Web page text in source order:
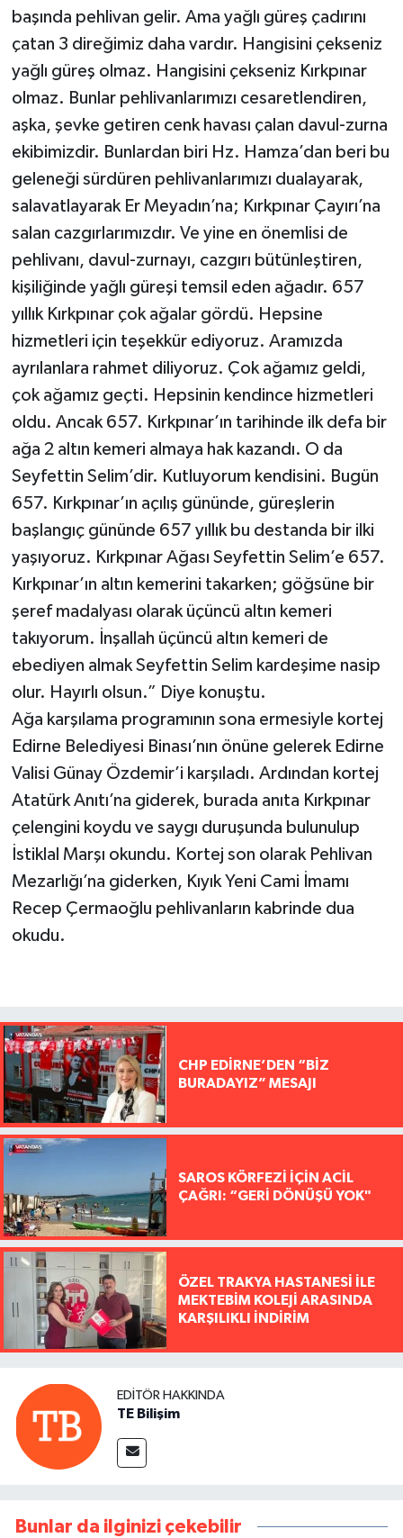
başında pehlivan gelir. Ama yağlı güreş çadırını
çatan 3 direğimiz daha vardır. Hangisini çekseniz
yağlı güreş olmaz. Hangisini çekseniz Kırkpınar
olmaz. Bunlar pehlivanlarımızı cesaretlendiren,
aşka, şevke getiren cenk havası çalan davul-zurna
ekibimizdir. Bunlardan biri Hz. Hamza’dan beri bu
geleneği sürdüren pehlivanlarımızı dualayarak,
salavatlayarak Er Meyadın’na; Kırkpınar Çayırı’na
salan cazgırlarımızdır. Ve yine en önemlisi de
pehlivanı, davul-zurnayı, cazgırı bütünleştiren,
kişiliğinde yağlı güreşi temsil eden ağadır. 657
yıllık Kırkpınar çok ağalar gördü. Hepsine
hizmetleri için teşekkür ediyoruz. Aramızda
ayrılanlara rahmet diliyoruz. Çok ağamız geldi,
çok ağamız geçti. Hepsinin kendince hizmetleri
oldu. Ancak 657. Kırkpınar’ın tarihinde ilk defa bir
ağa 2 altın kemeri almaya hak kazandı. O da
Seyfettin Selim’dir. Kutluyorum kendisini. Bugün
657. Kırkpınar’ın açılış gününde, güreşlerin
başlangıç gününde 657 yıllık bu destanda bir ilki
yaşıyoruz. Kırkpınar Ağası Seyfettin Selim’e 657.
Kırkpınar’ın altın kemerini takarken; göğsüne bir
şeref madalyası olarak üçüncü altın kemeri
takıyorum. İnşallah üçüncü altın kemeri de
ebediyen almak Seyfettin Selim kardeşime nasip
olur. Hayırlı olsun.” Diye konuştu.
Ağa karşılama programının sona ermesiyle kortej
Edirne Belediyesi Binası’nın önüne gelerek Edirne
Valisi Günay Özdemir’i karşıladı. Ardından kortej
Atatürk Anıtı’na giderek, burada anıta Kırkpınar
çelengini koydu ve saygı duruşunda bulunulup
İstiklal Marşı okundu. Kortej son olarak Pehlivan
Mezarlığı’na giderken, Kıyık Yeni Cami İmamı
Recep Çermaoğlu pehlivanların kabrinde dua
okudu.
CHP EDİRNE’DEN “BİZ
BURADAYIZ” MESAJI
SAROS KÖRFEZİ İÇİN ACİL
ÇAĞRI: “GERİ DÖNÜŞÜ YOK"
ÖZEL TRAKYA HASTANESİ İLE
MEKTEBİM KOLEJİ ARASINDA
KARŞILIKLI İNDİRİM
EDITÖR HAKKINDA
TE Bilişim
Bunlar da ilginizi çekebilir